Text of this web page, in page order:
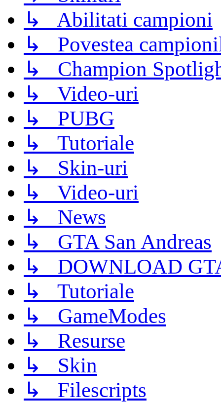
↳ Abilitati campioni
↳ Povestea
↳ Champion
↳ Video-uri
↳ PUBG
↳ Tutoriale
↳ Skin-uri
↳ Video-uri
↳ News
↳ GTA San Andreas
↳ DOWNLOAD
↳ Tutoriale
↳ GameModes
↳ Resurse
↳ Skin
↳ Filescripts